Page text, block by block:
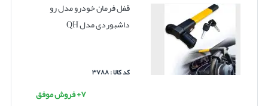
قفل فرمان خودرو مدل رو
داشبوردی مدل QH
کد کالا : ۳۷۸۸
۷+ فروش موفق